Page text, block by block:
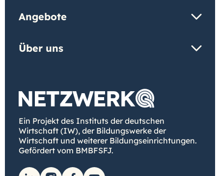
Angebote
Über uns
Ein Projekt des Instituts der deutschen
Wirtschaft (IW), der Bildungswerke der
Wirtschaft und weiterer Bildungseinrichtungen.
Gefördert vom BMBFSFJ.